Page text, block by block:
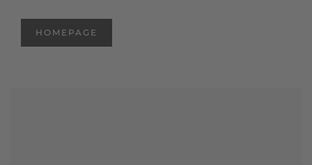
HOMEPAGE